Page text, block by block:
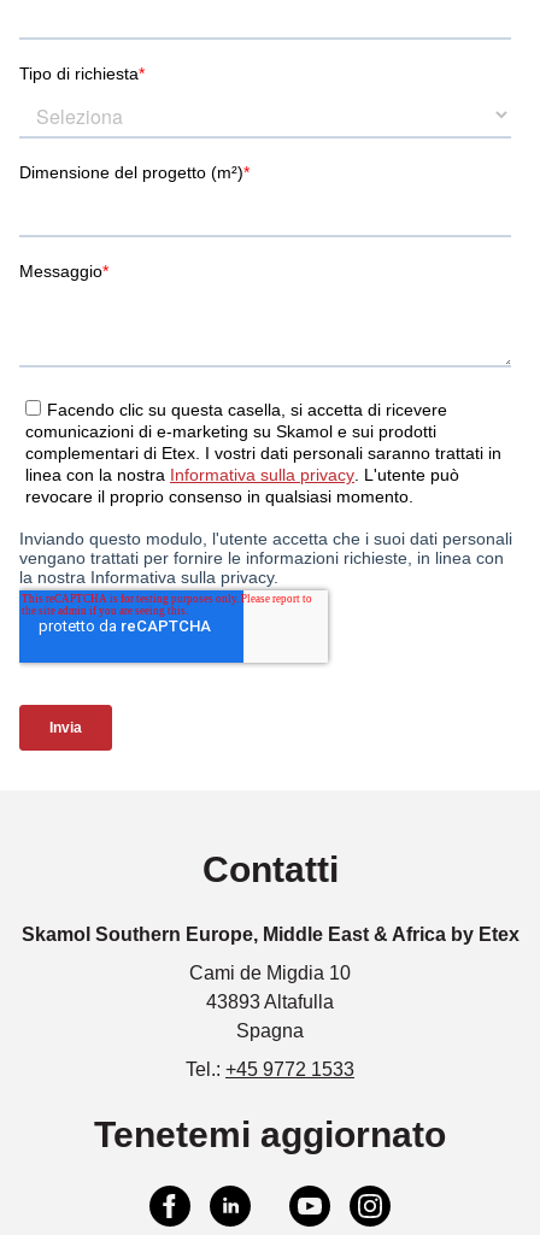
Contatti
Skamol Southern Europe, Middle East & Africa by Etex
Cami de Migdia 10
43893 Altafulla
Spagna
Tel.: +45 9772 1533
Tenetemi aggiornato